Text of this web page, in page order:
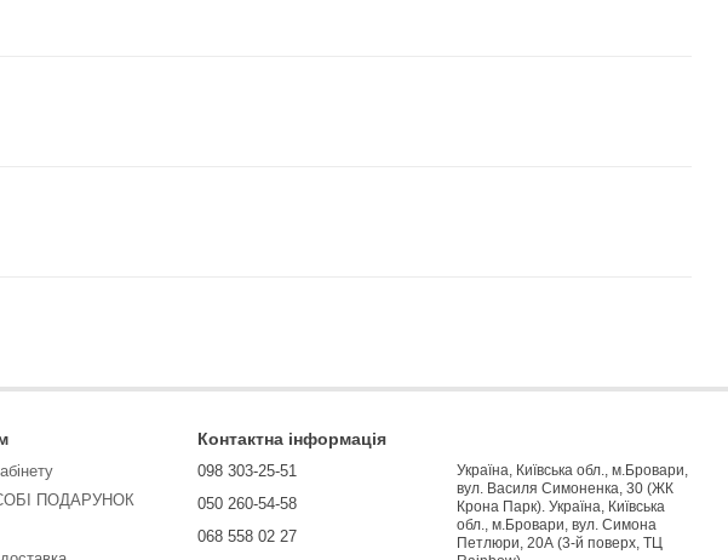
ПОДАРУНОК
Контактна інформація
098 303-25-51
050 260-54-58
068 558 02 27
Україна, Київська обл., м.Бровари,
вул. Василя Симоненка, 30 (ЖК
Крона Парк). Україна, Київська
обл., м.Бровари, вул. Симона
Петлюри, 20А (3-й поверх, ТЦ